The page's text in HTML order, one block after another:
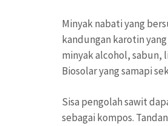
Minyak nabati yang
kandungan karotin
minyak alcohol, sabun,
Biosolar yang samapi
Sisa pengolah sawit
sebagai kompos.